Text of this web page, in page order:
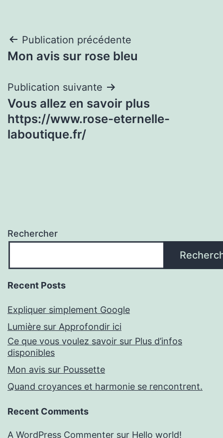
Navigation
de
l’article
Publication précédente
Mon avis sur rose bleu
Publication suivante
Vous allez en savoir plus
https://www.rose-eternelle-
laboutique.fr/
Rechercher
Recent Posts
Expliquer simplement Google
Lumière sur Approfondir ici
Ce que vous voulez savoir sur Plus d’infos
disponibles
Mon avis sur Poussette
Quand croyances et harmonie se rencontrent.
Recent Comments
A WordPress Commenter sur Hello world!